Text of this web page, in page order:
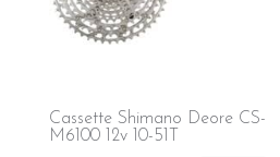
Cassette Shimano Deore CS-
M6100 12v 10-51T